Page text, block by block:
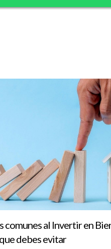
que estoy aquí para
comunes al Invertir en
debes evitar